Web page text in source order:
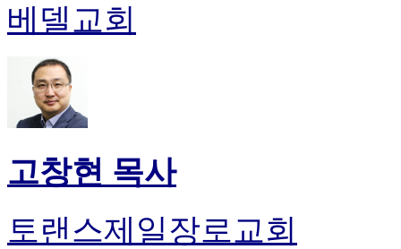
베델교회
고창현 목사
토랜스제일장로교회